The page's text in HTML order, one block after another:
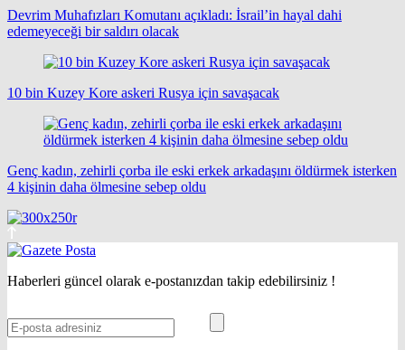
Devrim Muhafızları Komutanı açıkladı: İsrail’in hayal dahi
edemeyeceği bir saldırı olacak
10 bin Kuzey Kore askeri Rusya için savaşacak
Genç kadın, zehirli çorba ile eski erkek arkadaşını öldürmek isterken
4 kişinin daha ölmesine sebep oldu
Haberleri güncel olarak e-postanızdan takip edebilirsiniz !